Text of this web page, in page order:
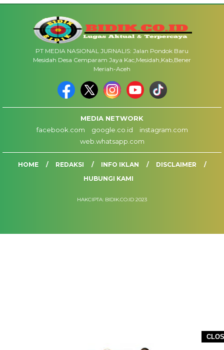
PT MEDIA NASIONAL JURNALIS: Jalan Pondok Baru
Mesidah Desa Cemparam Jaya Kac,Mesidah,Kab,Bener
Meriah-Aceh
MEDIA NETWORK
facebook.com
google.co.id
instagram.com
web.whatsapp.com
HOME REDAKSI INFO IKLAN
DISCLAIMER
HUBUNGI KAMI
HAKCIPTA: BIDIK.CO.ID 2023